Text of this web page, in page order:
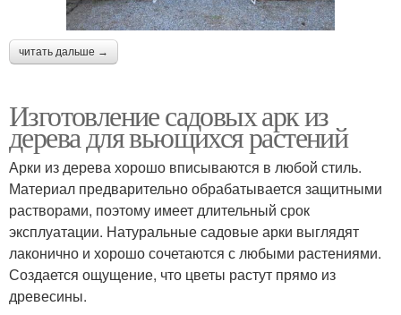
читать дальше →
Изготовление садовых арк из
дерева для вьющихся растений
Арки из дерева хорошо вписываются в любой стиль.
Материал предварительно обрабатывается защитными
растворами, поэтому имеет длительный срок
эксплуатации. Натуральные садовые арки выглядят
лаконично и хорошо сочетаются с любыми растениями.
Создается ощущение, что цветы растут прямо из
древесины.